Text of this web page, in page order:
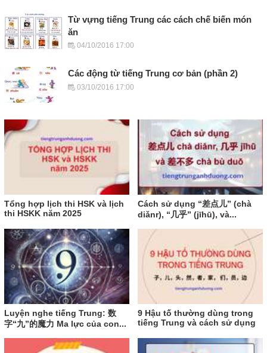
Từ vựng tiếng Trung các cách chế biến món
ăn
04/10/2016 17:00
Các động từ tiếng Trung cơ bản (phần 2)
03/10/2016 17:00
Tổng hợp lịch thi HSK và lịch
thi HSKK năm 2025
Cách sử dụng “差点儿” (chà
diǎnr), “几乎” (jīhū), và...
Luyện nghe tiếng Trung: 数
字“九”的魔力 Ma lực của con...
9 Hậu tố thường dùng trong
tiếng Trung và cách sử dụng